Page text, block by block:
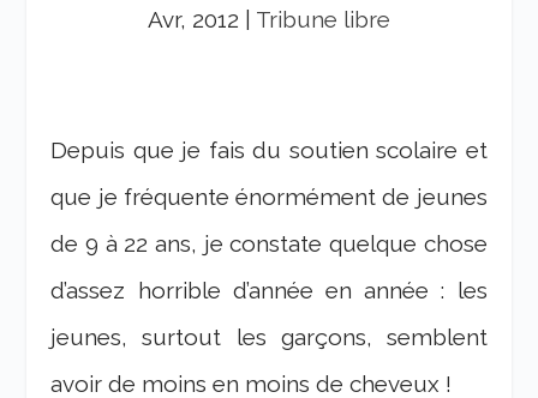
Avr, 2012
Tribune libre
Depuis que je fais du soutien scolaire et
que je fréquente énormément de jeunes
de 9 à 22 ans, je constate quelque chose
d’assez horrible d’année en année : les
jeunes, surtout les garçons, semblent
avoir de moins en moins de cheveux !